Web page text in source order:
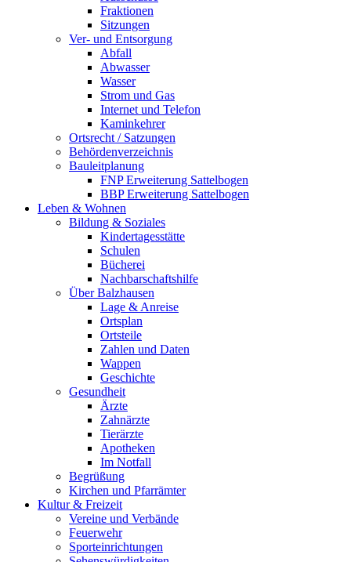
Fraktionen
Sitzungen
Ver- und Entsorgung
Abfall
Abwasser
Wasser
Strom und Gas
Internet und Telefon
Kaminkehrer
Ortsrecht / Satzungen
Behördenverzeichnis
Bauleitplanung
FNP Erweiterung Sattelbogen
BBP Erweiterung Sattelbogen
Leben & Wohnen
Bildung & Soziales
Kindertagesstätte
Schulen
Bücherei
Nachbarschaftshilfe
Über Balzhausen
Lage & Anreise
Ortsplan
Ortsteile
Zahlen und Daten
Wappen
Geschichte
Gesundheit
Ärzte
Zahnärzte
Tierärzte
Apotheken
Im Notfall
Begrüßung
Kirchen und Pfarrämter
Kultur & Freizeit
Vereine und Verbände
Feuerwehr
Sporteinrichtungen